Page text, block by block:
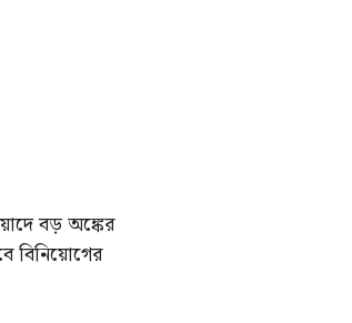
বড় অঙ্কের
বিনিয়োগের